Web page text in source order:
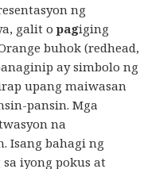
ng
galit opagiging
buhok (redhead,
ay simbolo ng
upang maiwasan
pansin. Mga
na
Isang bahagi ng
iyong pokus at